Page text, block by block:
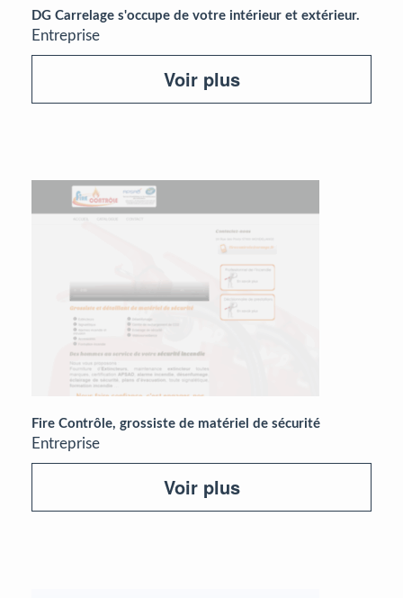
DG Carrelage s'occupe de votre intérieur et extérieur.
Entreprise
Voir plus
Fire Contrôle, grossiste de matériel de sécurité
Entreprise
Voir plus